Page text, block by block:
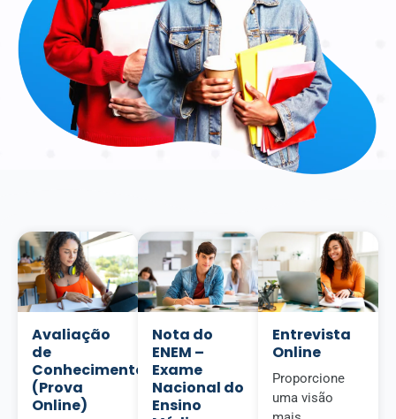
Avaliação
de
Conhecimento
(Prova
Online)
Nota do
ENEM –
Exame
Nacional do
Ensino
Entrevista
Online
Proporcione
uma visão